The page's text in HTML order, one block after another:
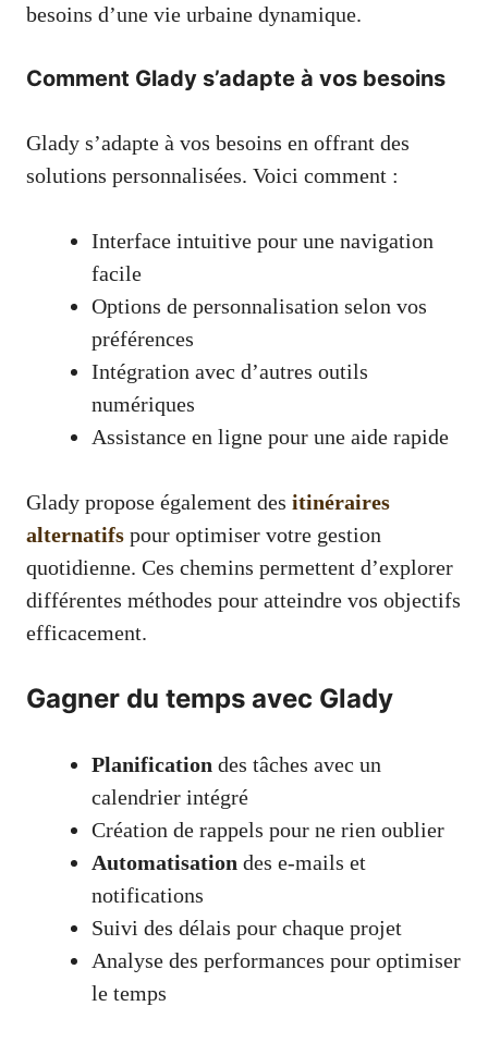
besoins d’une vie urbaine dynamique.
Comment Glady s’adapte à vos besoins
Glady s’adapte à vos besoins en offrant des
solutions personnalisées. Voici comment :
Interface intuitive pour une navigation
facile
Options de personnalisation selon vos
préférences
Intégration avec d’autres outils
numériques
Assistance en ligne pour une aide rapide
Glady propose également des itinéraires
alternatifs pour optimiser votre gestion
quotidienne. Ces chemins permettent d’explorer
différentes méthodes pour atteindre vos objectifs
efficacement.
Gagner du temps avec Glady
Planification des tâches avec un
calendrier intégré
Création de rappels pour ne rien oublier
Automatisation des e-mails et
notifications
Suivi des délais pour chaque projet
Analyse des performances pour optimiser
le temps